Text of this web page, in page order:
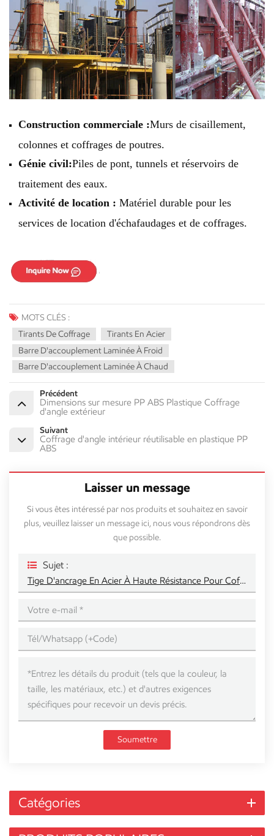
Construction commerciale :Murs de cisaillement,
colonnes et coffrages de poutres.
Génie civil:Piles de pont, tunnels et réservoirs de
traitement des eaux.
Activité de location : Matériel durable pour les
services de location d'échafaudages et de coffrages.
MOTS CLÉS :
Tirants De Coffrage
Tirants En Acier
Barre D'accouplement Laminée À Froid
Barre D'accouplement Laminée À Chaud
Précédent
Dimensions sur mesure PP ABS Plastique Coffrage
d'angle extérieur
Suivant
Coffrage d'angle intérieur réutilisable en plastique PP
ABS
Laisser un message
Si vous êtes intéressé par nos produits et souhaitez en savoir
plus, veuillez laisser un message ici, nous vous répondrons dès
que possible.
Sujet :
Tige D'ancrage En Acier À Haute Résistance Pour Coffrage De Béton
Soumettre
Catégories